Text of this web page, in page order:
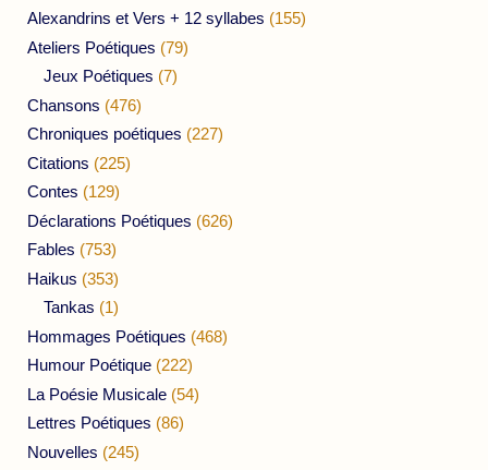
Alexandrins et Vers + 12 syllabes (155)
Ateliers Poétiques (79)
Jeux Poétiques (7)
Chansons (476)
Chroniques poétiques (227)
Citations (225)
Contes (129)
Déclarations Poétiques (626)
Fables (753)
Haikus (353)
Tankas (1)
Hommages Poétiques (468)
Humour Poétique (222)
La Poésie Musicale (54)
Lettres Poétiques (86)
Nouvelles (245)